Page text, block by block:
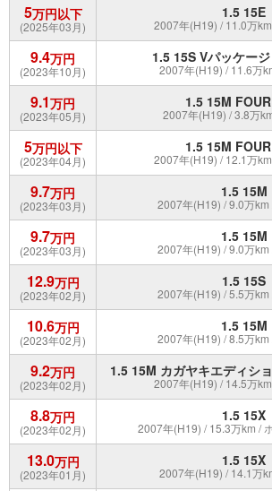
5万円以下
(2025年03月)
1.5 15E
2007年(H19) / 11.0万
9.4万円
(2023年10月)
1.5 15S Vパッケー
2007年(H19) / 11.6万
9.1万円
(2023年05月)
1.5 15M
2007年(H19) / 3.8万
5万円以下
(2023年04月)
1.5 15M
2007年(H19) / 12.1万
9.7万円
(2023年03月)
1.5 15M
2007年(H19) / 9.0万km
9.7万円
(2023年03月)
1.5 15M
2007年(H19) / 9.0万km
12.9万円
(2023年02月)
1.5 15S
2007年(H19) / 5.5万km
10.6万円
(2023年02月)
1.5 15M
2007年(H19) / 8.5万km
9.2万円
(2023年02月)
1.5 15M カガヤキエディシ
2007年(H19) / 14.5万
8.8万円
(2023年02月)
1.5 15X
2007年(H19) / 15.3万km /
13.0万円
(2023年01月)
1.5 15X
2007年(H19) / 14.1万